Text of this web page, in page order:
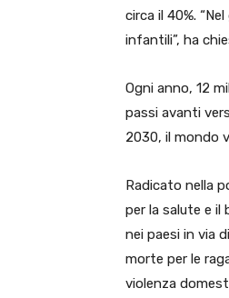
circa il 40%.
infantili”, ha
Ogni anno, 12
passi avanti
2030, il mondo
Radicato nella
per la salute e il
nei paesi in via
morte per le
violenza